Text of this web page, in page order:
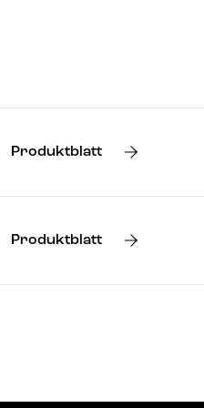
Produktblatt
Produktblatt